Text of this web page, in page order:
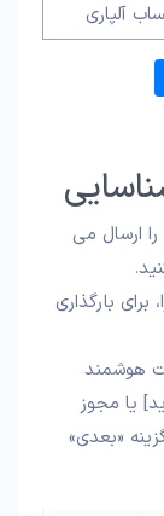
آلپاری
ارسال می
بارگذاری
هوشمند
یا مجوز
«بعدی»